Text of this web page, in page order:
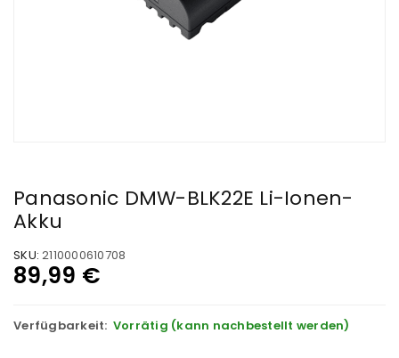
Panasonic DMW-BLK22E Li-Ionen-
Akku
SKU: 2110000610708
89,99 €
Verfügbarkeit: Vorrätig (kann nachbestellt werden)